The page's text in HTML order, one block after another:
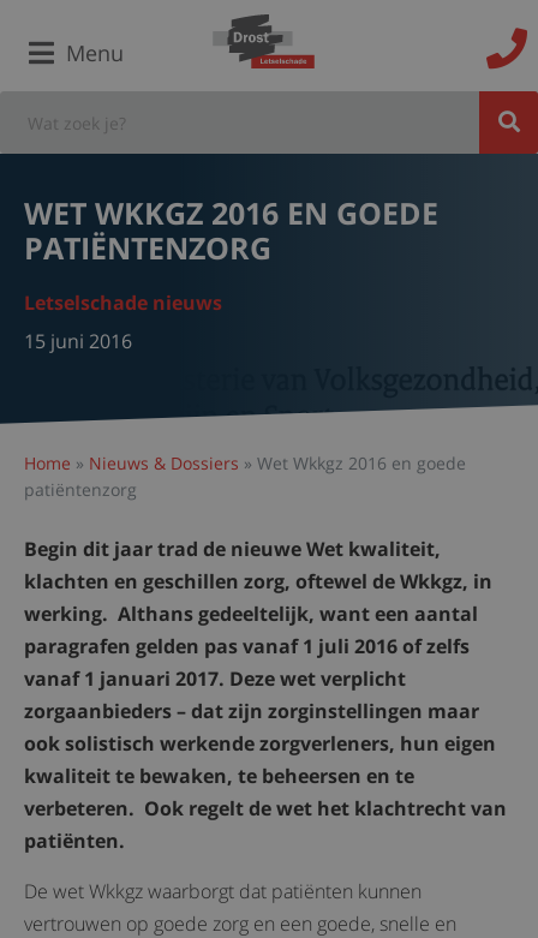
Menu
WET WKKGZ 2016 EN GOEDE
PATIËNTENZORG
Letselschade nieuws
15 juni 2016
Home » Nieuws & Dossiers » Wet Wkkgz 2016 en goede
patiëntenzorg
Begin dit jaar trad de nieuwe Wet kwaliteit,
klachten en geschillen zorg, oftewel de Wkkgz, in
werking. Althans gedeeltelijk, want een aantal
paragrafen gelden pas vanaf 1 juli 2016 of zelfs
vanaf 1 januari 2017. Deze wet verplicht
zorgaanbieders – dat zijn zorginstellingen maar
ook solistisch werkende zorgverleners, hun eigen
kwaliteit te bewaken, te beheersen en te
verbeteren. Ook regelt de wet het klachtrecht van
patiënten.
De wet Wkkgz waarborgt dat patiënten kunnen
vertrouwen op goede zorg en een goede, snelle en